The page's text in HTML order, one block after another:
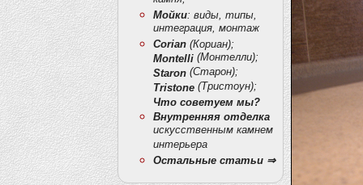
Мойки: виды, типы,
интеграция, монтаж
Corian(Кориан);
Montelli(Монтелли);
Staron(Старон);
Tristone(Тристоун);
Что советуем мы?
Внутренняя отделка
искусственным камнем
интерьера
Остальные статьи ⇒